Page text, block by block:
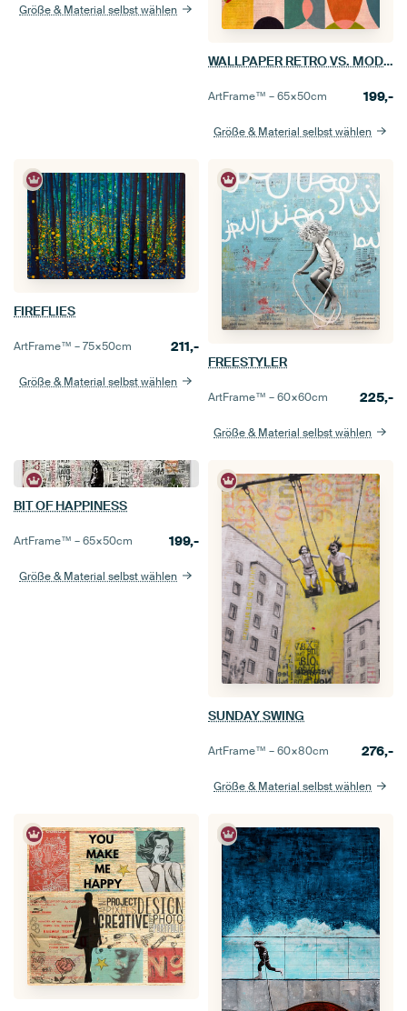
Größe & Material selbst wählen
WALLPAPER RETRO VS. MODERN
ArtFrame™ –65×50cm 199,-
Größe & Material selbst wählen
FIREFLIES
ArtFrame™ –75×50cm 211,-
Größe & Material selbst wählen
FREESTYLER
ArtFrame™ –60×60cm 225,-
Größe & Material selbst wählen
BIT OF HAPPINESS
ArtFrame™ –65×50cm 199,-
Größe & Material selbst wählen
SUNDAY SWING
ArtFrame™ –60×80cm 276,-
Größe & Material selbst wählen